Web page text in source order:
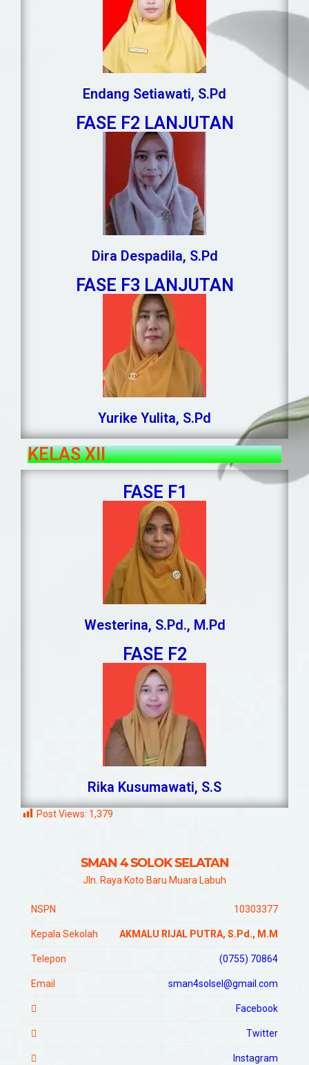
Endang Setiawati, S.Pd
FASE F2 LANJUTAN
Dira Despadila, S.Pd
FASE F3 LANJUTAN
Yurike Yulita, S.Pd
KELAS XII
FASE F1
Westerina, S.Pd., M.Pd
FASE F2
Rika Kusumawati, S.S
Post Views: 1,379
SMAN 4 SOLOK SELATAN
Jln. Raya Koto Baru Muara Labuh
NSPN 10303377
Kepala Sekolah AKMALU RIJAL PUTRA, S.Pd., M.M
Telepon (0755) 70864
Email sman4solsel@gmail.com
Facebook
Twitter
Instagram